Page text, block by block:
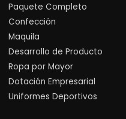
Paquete Completo
Confección
Maquila
Desarrollo de Producto
Ropa por Mayor
Dotación Empresarial
Uniformes Deportivos